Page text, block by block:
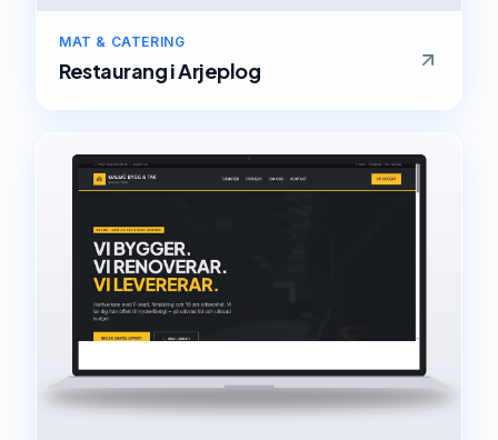
MAT & CATERING
RestaurangiArjeplog